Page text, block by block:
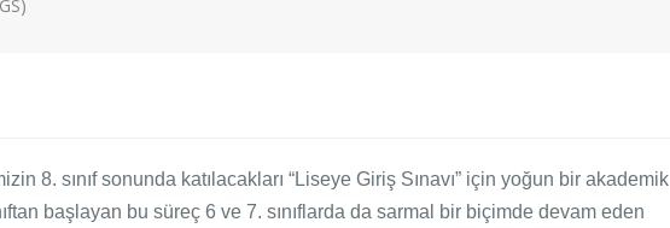
8. sınıf sonunda katılacakları “Liseye Giriş Sınavı” için yoğun bir akademik
başlayan bu süreç 6 ve 7. sınıflarda da sarmal bir biçimde devam eden